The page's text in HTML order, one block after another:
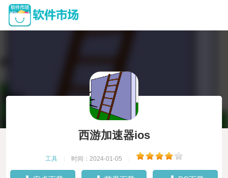
西游加速器ios
工具 时间：2024-01-05